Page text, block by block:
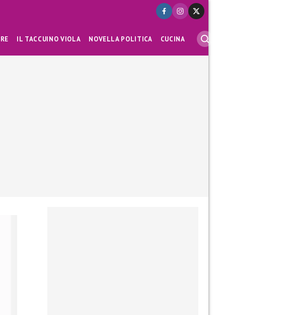
IL TACCUINO VIOLA NOVELLA POLITICA CUCINA